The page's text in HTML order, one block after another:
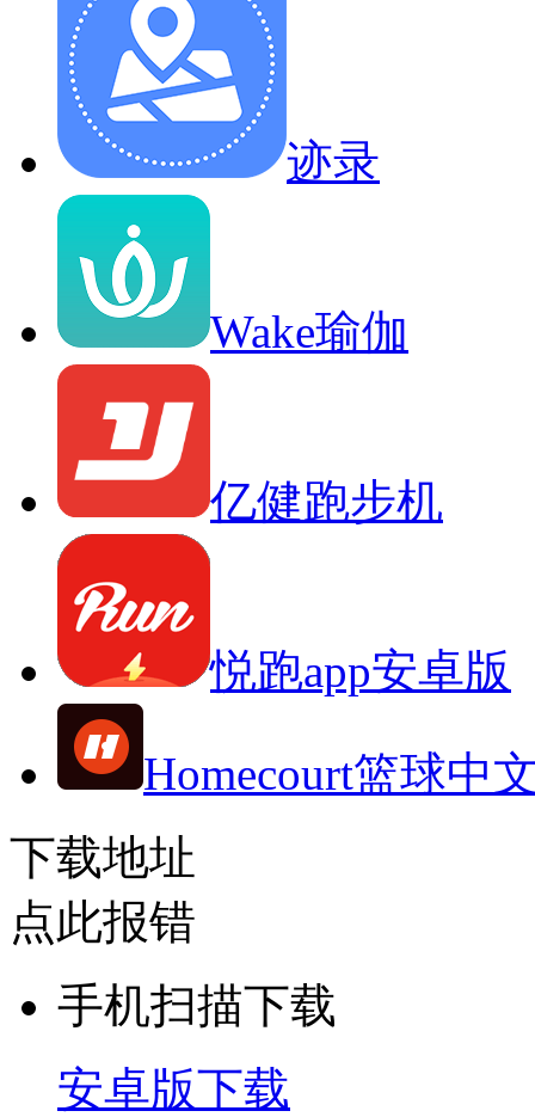
迹录
Wake瑜伽
亿健跑步机
悦跑app安卓版
Homecourt篮球中
下载地址
点此报错
手机扫描下载
安卓版下载